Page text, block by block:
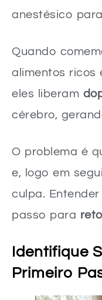
anestésico
Quando
alimentos ricos
eles liberam
cérebro,
O problema é
e, logo em
culpa.
passo para
Identifique
Primeiro